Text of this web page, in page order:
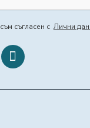
съгласен с Лични